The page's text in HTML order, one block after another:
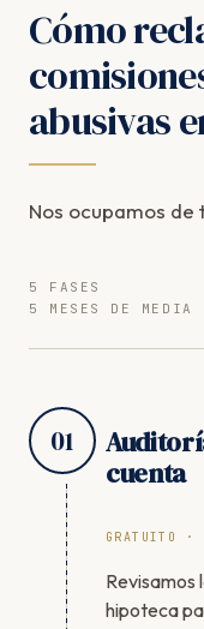
Cómo
abusivas
Nos ocupamos de
5 FASES
5 MESES DE MEDIA
01
cuenta
GRATUITO ·
Revisamos
hipoteca